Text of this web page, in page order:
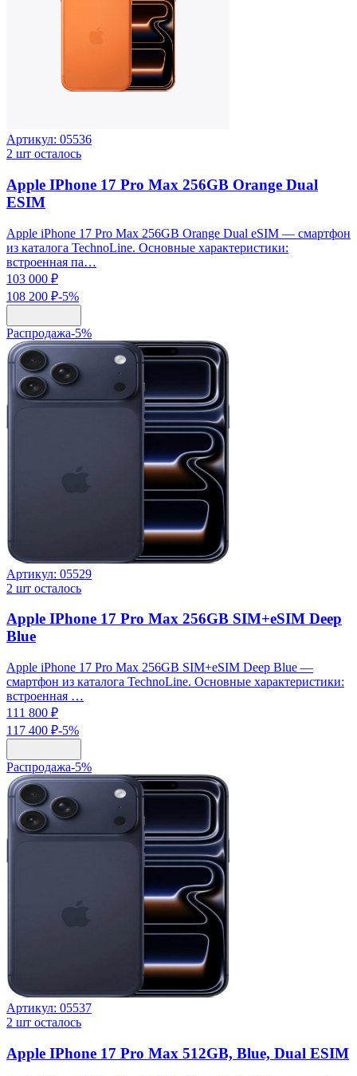
Артикул: 05536
2 шт осталось
Apple IPhone 17 Pro Max 256GB Orange Dual
ESIM
Apple iPhone 17 Pro Max 256GB Orange Dual eSIM — смартфон
из каталога TechnoLine. Основные характеристики:
встроенная па…
103 000 ₽
108 200 ₽-5%
Распродажа-5%
Артикул: 05529
2 шт осталось
Apple IPhone 17 Pro Max 256GB SIM+eSIM Deep
Blue
Apple iPhone 17 Pro Max 256GB SIM+eSIM Deep Blue —
смартфон из каталога TechnoLine. Основные характеристики:
встроенная …
111 800 ₽
117 400 ₽-5%
Распродажа-5%
Артикул: 05537
2 шт осталось
Apple IPhone 17 Pro Max 512GB, Blue, Dual ESIM